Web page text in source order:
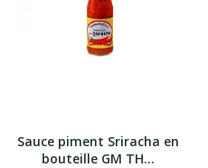
Sauce piment Sriracha en
bouteille GM TH...